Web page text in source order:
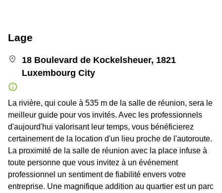
Lage
18 Boulevard de Kockelsheuer, 1821
Luxembourg City
La rivière, qui coule à 535 m de la salle de réunion, sera le
meilleur guide pour vos invités. Avec les professionnels
d'aujourd'hui valorisant leur temps, vous bénéficierez
certainement de la location d'un lieu proche de l'autoroute.
La proximité de la salle de réunion avec la place infuse à
toute personne que vous invitez à un événement
professionnel un sentiment de fiabilité envers votre
entreprise. Une magnifique addition au quartier est un parc